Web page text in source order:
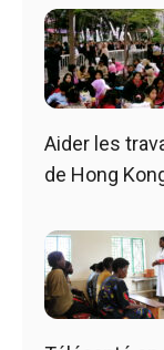
Aider les
de Hong